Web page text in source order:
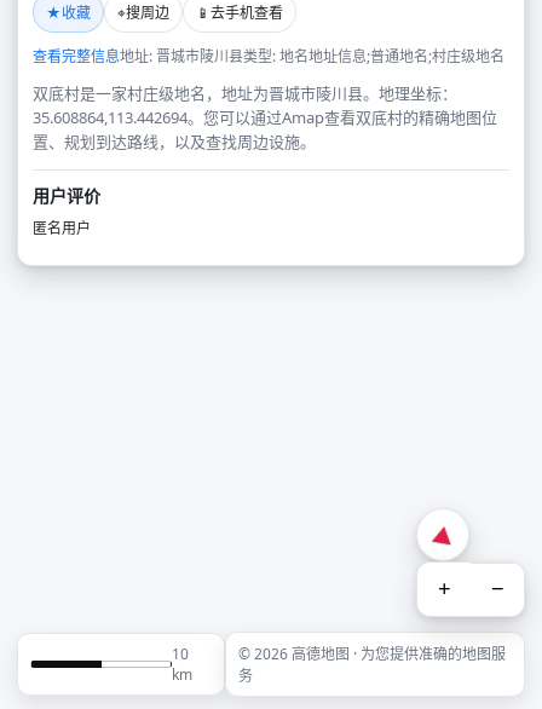
★收藏 ⌖搜周边 📱 去手机查看
查看完整信息地址: 晋城市陵川县类型: 地名地址信息;普通地名;村庄级地名
双底村是一家村庄级地名，地址为晋城市陵川县。地理坐标：
35.608864,113.442694。您可以通过Amap查看双底村的精确地图位
置、规划到达路线，以及查找周边设施。
用户评价
匿名用户
+ −
10
km
© 2026 高德地图 · 为您提供准确的地图服
务